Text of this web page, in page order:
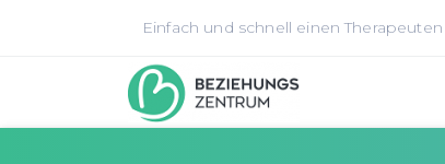
Einfach und schnell einen